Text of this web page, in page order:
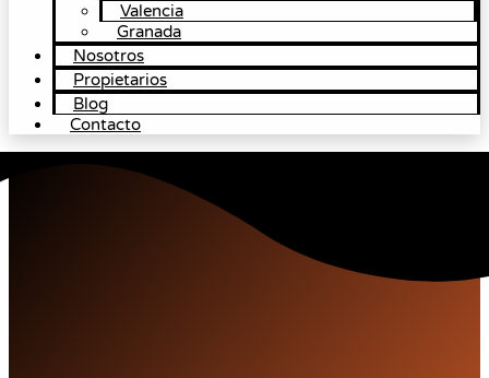
Valencia
Granada
Nosotros
Propietarios
Blog
Contacto